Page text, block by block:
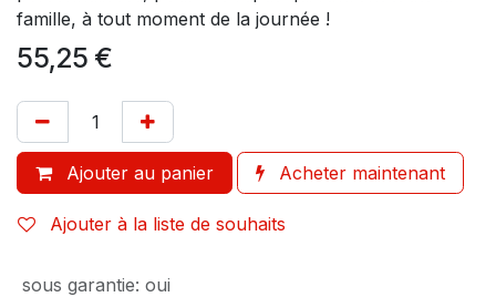
famille, à tout moment de la journée !
55,25 €
Ajouter au panier Acheter maintenant
Ajouter à la liste de souhaits
sous garantie: oui